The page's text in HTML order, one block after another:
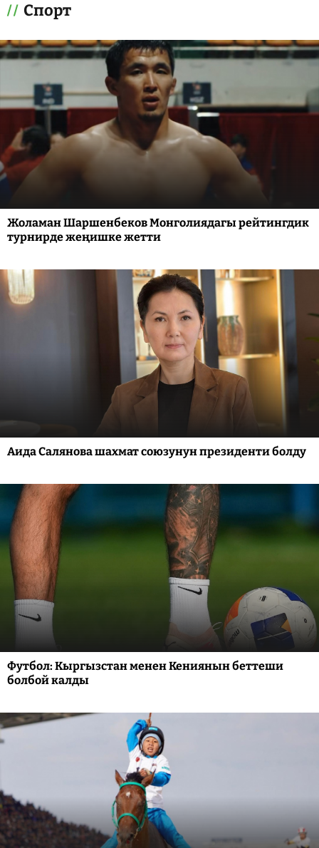
Спорт
Жоламан Шаршенбеков Монголиядагы рейтингдик
турнирде жеңишке жетти
Аида Салянова шахмат союзунун президенти болду
Футбол: Кыргызстан менен Кениянын беттеши
болбой калды